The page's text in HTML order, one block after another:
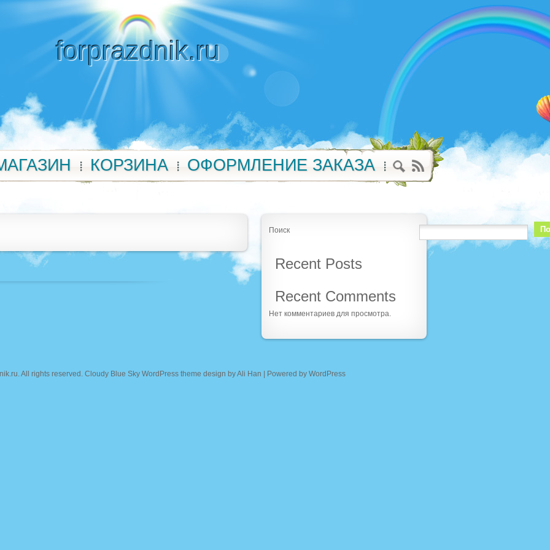
forprazdnik.ru
КОРЗИНА ОФОРМЛЕНИЕ ЗАКАЗА
Поиск
Recent Posts
Recent Comments
Нет комментариев для просмотра.
. All rights reserved. Cloudy Blue Sky WordPress theme design byAli Han | Powered by WordPress